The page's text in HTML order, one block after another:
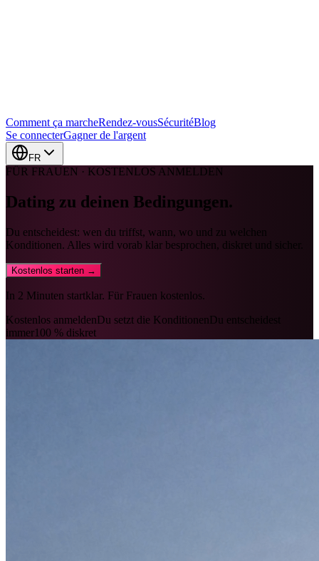
Comment ça marcheRendez-vousSécuritéBlog
Se connecterGagner de l'argent
FR
FÜR FRAUEN · KOSTENLOS ANMELDEN
Dating zu deinen Bedingungen.
Du entscheidest: wen du triffst, wann, wo und zu welchen
Konditionen. Alles wird vorab klar besprochen, diskret und sicher.
Kostenlos starten →
In 2 Minuten startklar. Für Frauen kostenlos.
Kostenlos anmeldenDu setzt die KonditionenDu entscheidest
immer100 % diskret